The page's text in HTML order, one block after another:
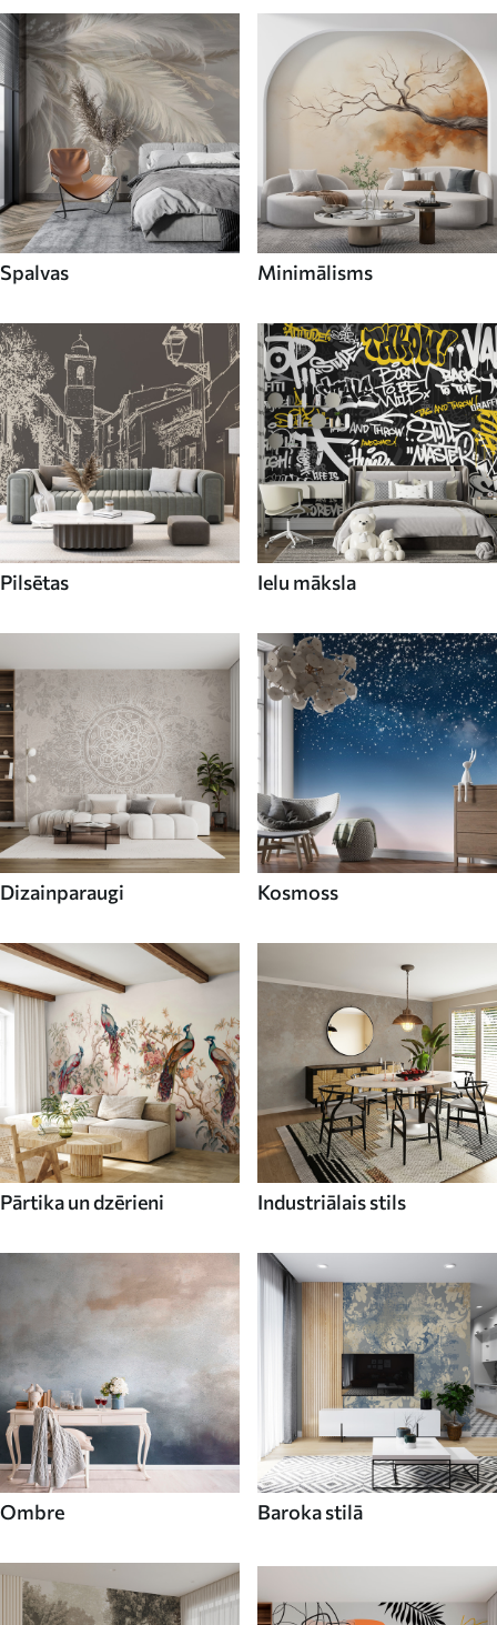
Spalvas Minimālisms
Pilsētas Ielu māksla
Dizainparaugi Kosmoss
Pārtika un dzērieni Industriālais stils
Ombre Baroka stilā